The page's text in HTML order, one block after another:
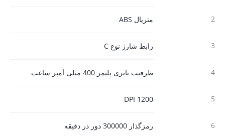
2 متریال ABS
3 رابط شارژ نوع C
4 ظرفیت باتری پلیمر 400 میلی آمپر ساعت
5
1200 DPI
6 رمزگذار 300000 دور در دقیقه